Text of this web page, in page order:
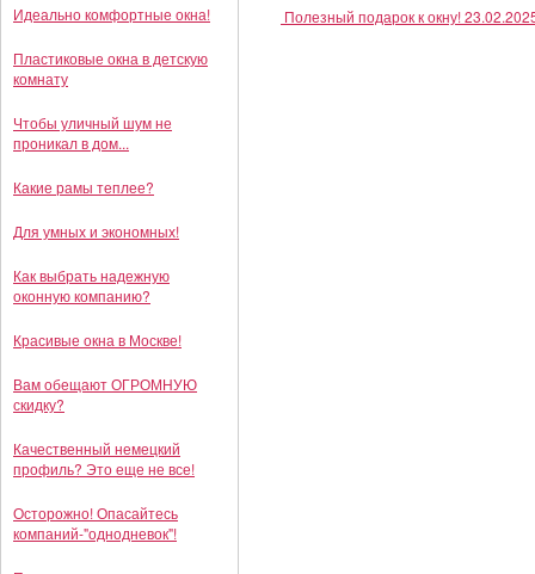
Наши работы
Отзывы
Идеально комфортные окна!
Пластиковые окна в детскую
комнату
Чтобы уличный шум не
проникал в дом...
Какие рамы теплее?
Для умных и экономных!
Как выбрать надежную
оконную компанию?
Красивые окна в Москве!
Вам обещают ОГРОМНУЮ
скидку?
Качественный немецкий
профиль? Это еще не все!
Осторожно! Опасайтесь
компаний-"однодневок"!
Полезный подарок к окну!